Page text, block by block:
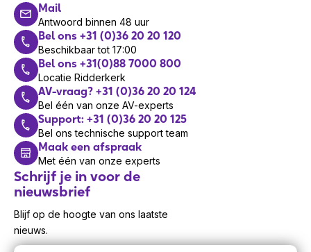
Mail
Antwoord binnen 48 uur
Bel ons +31 (0)36 20 20 120
Beschikbaar tot 17:00
Bel ons +31(0)88 7000 800
Locatie Ridderkerk
AV-vraag? +31 (0)36 20 20 124
Bel één van onze AV-experts
Support: +31 (0)36 20 20 125
Bel ons technische support team
Maak een afspraak
Met één van onze experts
Schrijf je in voor de
nieuwsbrief
Blijf op de hoogte van ons laatste
nieuws.